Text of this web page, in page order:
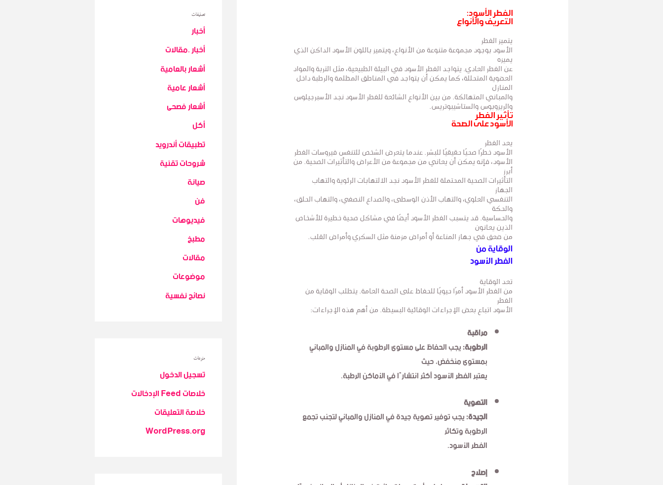
الفطر الأسود:
التعريف والأنواع
يتميز الفطر
الأسود بوجود مجموعة متنوعة من الأنواع، ويتميز باللون الأسود الداكن الذي
يميزه
عن الفطر العادي. يتواجد الفطر الأسود في البيئة الطبيعية، مثل التربة والمواد
العضوية المتحللة، كما يمكن أن يتواجد في المناطق المظلمة والرطبة داخل
المنازل
والمباني المتهالكة. من بين الأنواع الشائعة للفطر الأسود نجد الأسبرجيلوس
والريزوبوس والستاشيبوتريس.
تأثير الفطر
الأسود على الصحة
يعد الفطر
الأسود خطرًا صحيًا حقيقيًا للبشر. عندما يتعرض الشخص للتنفس فيروسات الفطر
الأسود، فإنه يمكن أن يعاني من مجموعة من الأعراض والتأثيرات الصحية. من
أبرز
التأثيرات الصحية المحتملة للفطر الأسود نجد الالتهابات الرئوية والتهاب
الجهاز
التنفسي العلوي، والتهاب الأذن الوسطى، والصداع النصفي، والتهاب الحلق،
والحكة
والحساسية. قد يتسبب الفطر الأسود أيضًا في مشاكل صحية خطيرة للأشخاص
الذين يعانون
من ضعف في جهاز المناعة أو أمراض مزمنة مثل السكري وأمراض القلب.
الوقاية من
الفطر الأسود
تعد الوقاية
من الفطر الأسود أمرًا حيويًا للحفاظ على الصحة العامة. يتطلب الوقاية من
الفطر
الأسود اتباع بعض الإجراءات الوقائية البسيطة. من أهم هذه الإجراءات:
مراقبة
الرطوبة:يجب الحفاظ على مستوى الرطوبة في المنازل والمباني
بمستوى منخفض، حيث
يعتبر الفطر الأسود أكثر انتشارًا في الأماكن الرطبة.
التهوية
الجيدة:يجب توفير تهوية جيدة في المنازل والمباني لتجنب تجمع
الرطوبة وتكاثر
الفطر الأسود.
إصلاح
تصنيفات
أخبار
أخبار .مقالات
أشعار بالعامية
أشعار عامية
أشعار فصحى
أكل
تطبيقات أندرويد
شروحات تقنية
صيانة
فن
فيديوهات
مطبخ
مقالات
موضوعات
نصائح نفسية
منوعات
تسجيل الدخول
خلاصات Feed الإدخالات
خلاصة التعليقات
WordPress.org